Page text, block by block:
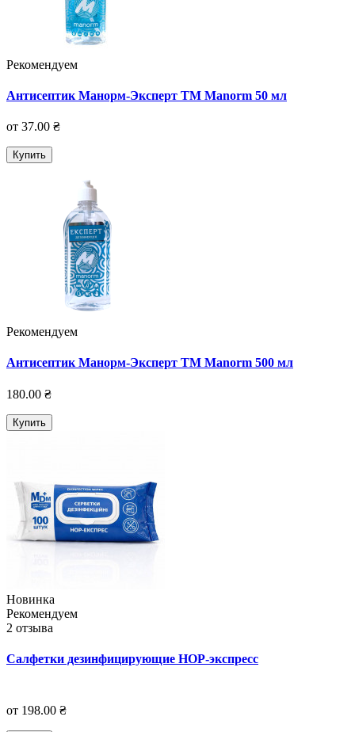
Рекомендуем
Антисептик Манорм-Эксперт TM Manorm 50 мл
от 37.00 ₴
Купить
Рекомендуем
Антисептик Манорм-Эксперт TM Manorm 500 мл
180.00 ₴
Купить
Новинка
Рекомендуем
2 отзыва
Салфетки дезинфицирующие НОР-экспресс
от 198.00 ₴